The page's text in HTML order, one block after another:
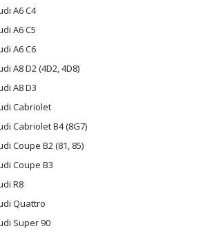
A6 C4
A6 C5
A6 C6
A8 D2 (4D2, 4D8)
A8 D3
Cabriolet
Cabriolet B4 (8G7)
Coupe B2 (81, 85)
Coupe B3
R8
Quattro
Super 90